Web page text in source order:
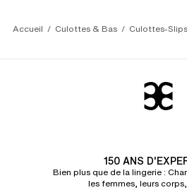
Accueil Culottes & Bas Culottes-Slips
150 ANS
Bien plus que de la lingerie :
les femmes, leurs